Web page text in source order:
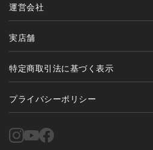
運営会社
実店舗
特定商取引法に基づく表示
プライバシーポリシー